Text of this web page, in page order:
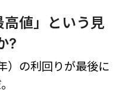
値」という見
?
）の利回りが最後に